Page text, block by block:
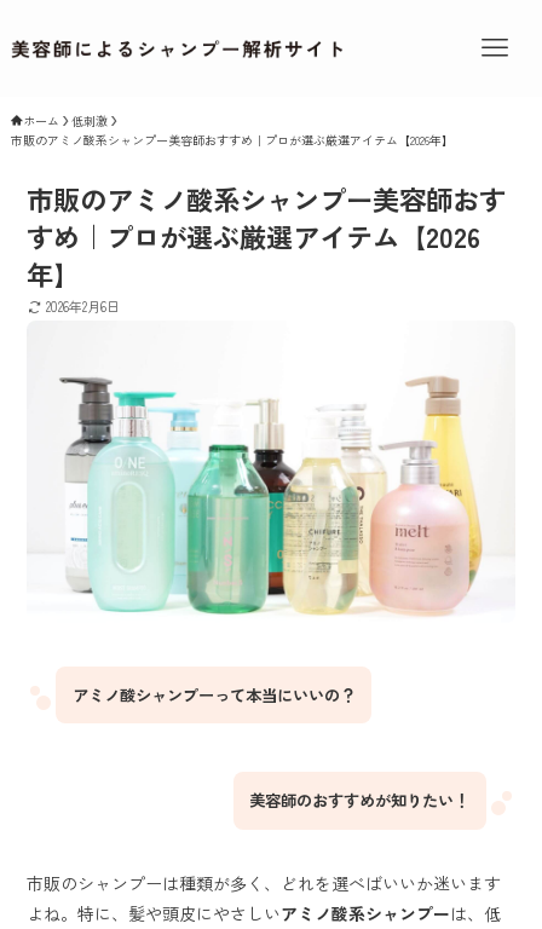
ホーム
低刺激
市販のアミノ酸系シャンプー美容師おすすめ｜プロが選ぶ厳選アイテム【2026年】
市販のアミノ酸系シャンプー美容師おす
すめ｜プロが選ぶ厳選アイテム【2026
年】
2026年2月6日
アミノ酸シャンプーって本当にいいの？
美容師のおすすめが知りたい！
市販のシャンプーは種類が多く、どれを選べばいいか迷います
よね。特に、髪や頭皮にやさしいアミノ酸系シャンプーは、低